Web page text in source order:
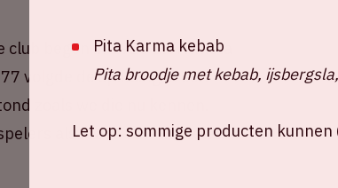
begon in 1920 als Athleta
volgde de splitsing in een
zoals we die nu kennen.
als Klaas-Jan Huntelaar
Pita Karma kebab
Pita broodje met kebab,
Let op: sommige producten